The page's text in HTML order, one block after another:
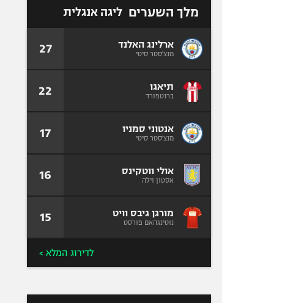
מלך השערים ליגה אנגלית
ארלינג האלנד
מנצ'סטר סיטי 27
תיאגו
ברנטפורד 22
אנטוני סמניו
מנצ'סטר סיטי 17
אולי ווטקינס
אסטון וילה 16
מורגן גיבס וויט
נוטינגהאם פורסט 15
לדירוג המלא >